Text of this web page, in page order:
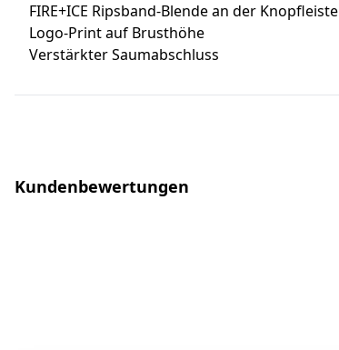
FIRE+ICE Ripsband-Blende an der Knopfleiste
Logo-Print auf Brusthöhe
Verstärkter Saumabschluss
Kundenbewertungen